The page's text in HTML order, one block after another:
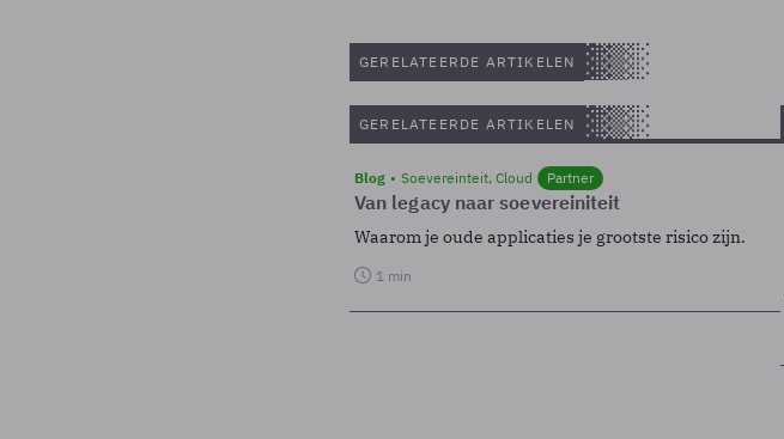
GERELATEERDE ARTIKELEN
GERELATEERDE ARTIKELEN
Blog Soevereinteit, Cloud Partner
Van legacy naar soevereiniteit
Waarom je oude applicaties je grootste risico zijn.
1 min